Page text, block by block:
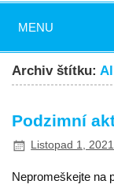
MENU
Archiv štítku:
Podzimní
Listopad 1, 2021
Nepromeškejte na